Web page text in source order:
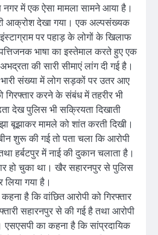
में एक ऐसा मामला सामने आया है।
आक्रोश देखा गया। एक अल्पसंख्यक
पर पहाड़ के लोगों के खिलाफ
भाषा का इस्तेमाल करते हुए एक
की सारी सीमाएं लांग दी गई है।
संख्या में लोग सड़कों पर उतर आए
करने के संबंध में तहरीर भी
देख पुलिस भी सक्रियता दिखाती
बूझाकर मामले को शांत करती दिखी।
शुरू की गई तो पता चला कि आरोपी
हर्बटपुर में नाई की दुकान चलाता है।
हो चुका था। खैर सहारनपुर से पुलिस
लिया गया है।
है कि वांछित आरोपी को गिरफ्तार
सहारनपुर से की गई है तथा आरोपी
एसएसपी का कहना है कि सांप्रदायिक